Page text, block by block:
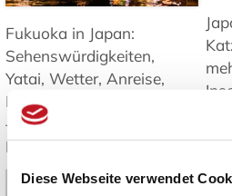
Diese Webseite verwendet
Fukuoka in Japan:
Sehenswürdigkeiten,
Yatai, Wetter, Anreise,
Inseln und Tagesausflüge
– Tipps für Ihre Reise nach
Kyushu. ➤
Mehr lesen
es